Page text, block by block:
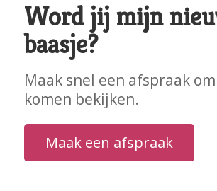
Word jij mijn
baasje?
Maak snel een afspraak
komen bekijken.
Maak een afspraak